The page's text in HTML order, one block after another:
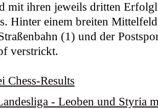
mit ihren jeweils dritten
Hinter einem breiten
(1) und der
verstrickt.
Chess-Results
- Leoben und Styria